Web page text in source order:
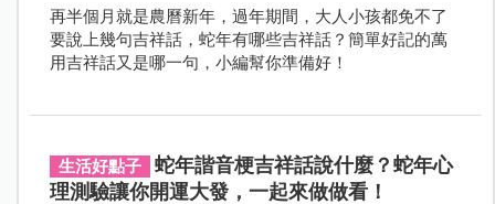
再半個月就是農曆新年，過年期間，大人小孩都免不了
要說上幾句吉祥話，蛇年有哪些吉祥話？簡單好記的萬
用吉祥話又是哪一句，小編幫你準備好！
生活好點子
蛇年諧音梗吉祥話說什麼？蛇年心
理測驗讓你開運大發，一起來做做看！